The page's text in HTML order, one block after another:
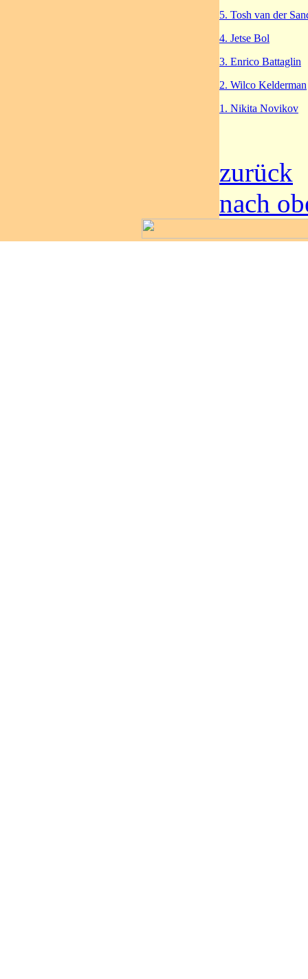
5. Tosh van der
4. Jetse Bol
3. Enrico Battaglin
2. Wilco Kelderman
1. Nikita Novikov
zurück
nach